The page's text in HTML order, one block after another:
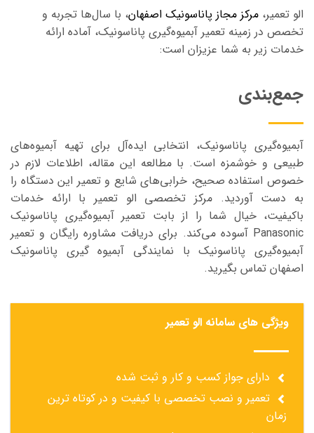
الو تعمیر، مرکز مجاز پاناسونیک اصفهان، با سال‌ها تجربه و
تخصص در زمینه تعمیر آبمیوه‌گیری پاناسونیک، آماده ارائه
خدمات زیر به شما عزیزان است:
جمع‌بندی
آبمیوه‌گیری پاناسونیک، انتخابی ایده‌آل برای تهیه آبمیوه‌های
طبیعی و خوشمزه است. با مطالعه این مقاله، اطلاعات لازم در
خصوص استفاده صحیح، خرابی‌های شایع و تعمیر این دستگاه را
به دست آوردید. مرکز تخصصی الو تعمیر با ارائه خدمات
باکیفیت، خیال شما را از بابت تعمیر آبمیوه‌گیری پاناسونیک
Panasonic آسوده می‌کند
. برای دریافت مشاوره رایگان و تعمیر
آبمیوه‌گیری پاناسونیک با نمایندگی آبمیوه گیری پاناسونیک
اصفهان تماس بگیرید.
ویژگی های سامانه الو تعمیر
دارای جواز کسب و کار و ثبت شده
تعمیر و نصب تخصصی با کیفیت و در کوتاه ترین
زمان